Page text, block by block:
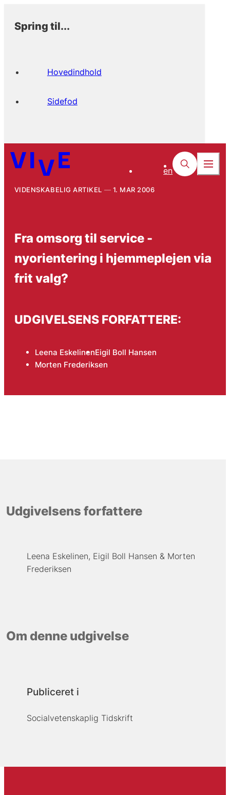
Spring til...
Hovedindhold
Sidefod
en
VIDENSKABELIG ARTIKEL 1. MAR 2006
Fra omsorg til service -
nyorientering i hjemmeplejen via
frit valg?
UDGIVELSENS FORFATTERE:
Leena EskelinenEigil Boll Hansen
Morten Frederiksen
Udgivelsens forfattere
Leena Eskelinen Eigil Boll Hansen
Morten
Frederiksen
Om denne udgivelse
Publiceret i
Socialvetenskaplig Tidskrift